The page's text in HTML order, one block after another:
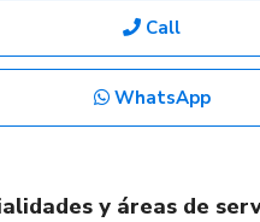
Call
WhatsApp
y áreas de